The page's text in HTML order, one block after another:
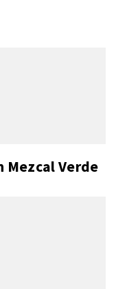
Mezcal Verde